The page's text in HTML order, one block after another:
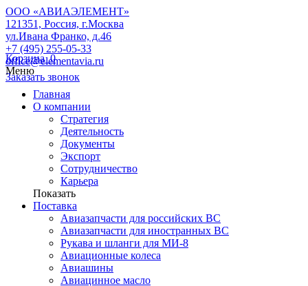
ООО «АВИАЭЛЕМЕНТ»
121351, Россия, г.Москва
ул.Ивана Франко, д.46
+7 (495) 255-05-33
office@elementavia.ru
Заказать звонок
Корзина0
Меню
Главная
О компании
Стратегия
Деятельность
Документы
Экспорт
Сотрудничество
Карьера
Показать
Поставка
Авиазапчасти для российских ВС
Авиазапчасти для иностранных ВС
Рукава и шланги для МИ-8
Авиационные колеса
Авиашины
Авиацинное масло